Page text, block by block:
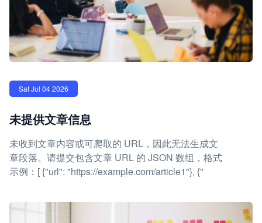
Sat Jul 04 2026
未提供文章信息
未收到文章内容或可爬取的 URL，因此无法生成文
章段落。请提交包含文章 URL 的 JSON 数组，格式
示例：[ {"url": "https://example.com/article1"}, {"